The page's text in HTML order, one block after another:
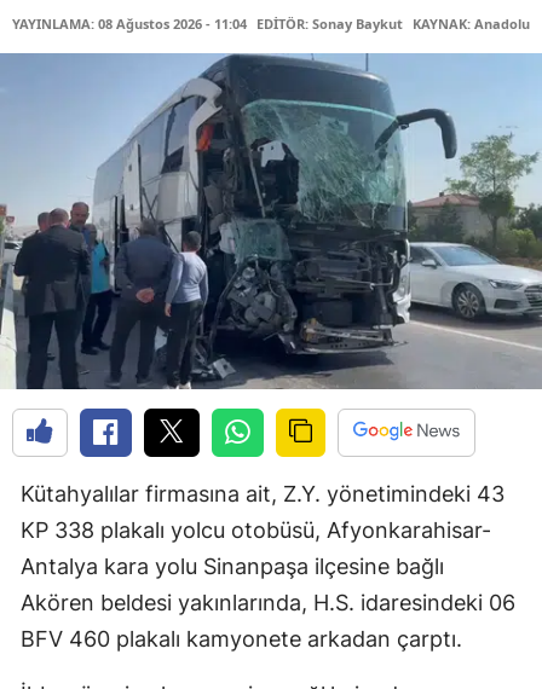
YAYINLAMA: 08 Ağustos 2026 - 11:04 EDİTÖR: Sonay Baykut KAYNAK: Anadolu
Kütahyalılar firmasına ait, Z.Y. yönetimindeki 43
KP 338 plakalı yolcu otobüsü, Afyonkarahisar-
Antalya kara yolu Sinanpaşa ilçesine bağlı
Akören beldesi yakınlarında, H.S. idaresindeki 06
BFV 460 plakalı kamyonete arkadan çarptı.